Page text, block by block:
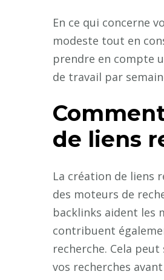
En ce qui concerne
modeste tout en
prendre en compte
de travail par
de liens
La création de liens
des moteurs de
backlinks aident les
contribuent
recherche. Cela
vos recherches